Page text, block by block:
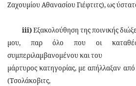
Ζαχουμίου Αθανασίου Γιέφτιτς), ως
iii)Εξακολούθηση της ποινικής
μου, παρ όλο που οι
συμπεριλαμβανομένου και του
μάρτυρος κατηγορίας, με απήλλαξαν
(Τσολάκοβιτς,